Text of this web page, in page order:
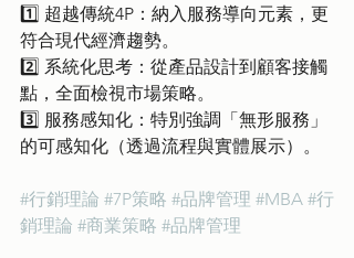
1️⃣ 超越傳統4P：納入服務導向元素，更
符合現代經濟趨勢。
2️⃣ 系統化思考：從產品設計到顧客接觸
點，全面檢視市場策略。
3️⃣ 服務感知化：特別強調「無形服務」
的可感知化（透過流程與實體展示）。
#行銷理論 #7P策略 #品牌管理 #MBA #行
銷理論 #商業策略 #品牌管理